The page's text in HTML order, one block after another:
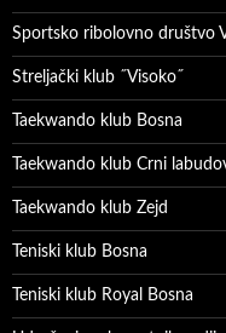
Sportsko ribolovno društvo
Streljački klub ˝Visoko˝
Taekwando klub Bosna
Taekwando klub Crni
Taekwando klub Zejd
Teniski klub Bosna
Teniski klub Royal Bosna